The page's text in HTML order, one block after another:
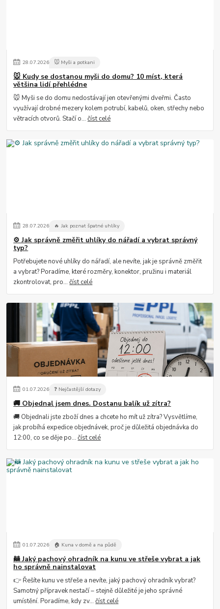
28.07.2026 🐭 Myši a potkani
🐭 Kudy se dostanou myši do domu? 10 míst, která
většina lidí přehlédne
🐭 Myši se do domu nedostávají jen otevřenými dveřmi. Často
využívají drobné mezery kolem potrubí, kabelů, oken, střechy nebo
větracích otvorů. Stačí o...číst celé
28.07.2026 🔥 Jak poznat špatné uhlíky
⚙️ Jak správně změřit uhlíky do nářadí a vybrat správný
typ?
Potřebujete nové uhlíky do nářadí, ale nevíte, jak je správně změřit
a vybrat? Poradíme, které rozměry, konektor, pružinu i materiál
zkontrolovat, pro...číst celé
01.07.2026 ❓ Nejčastější dotazy
🚚 Objednal jsem dnes. Dostanu balík už zítra?
🚚 Objednali jste zboží dnes a chcete ho mít už zítra? Vysvětlíme,
jak probíhá expedice objednávek, proč je důležitá objednávka do
12:00, co se děje po...číst celé
01.07.2026 🏠 Kuna v domě a na půdě
🦝 Jaký pachový ohradník na kunu ve střeše vybrat a jak
ho správně nainstalovat
👉 Řešíte kunu ve střeše a nevíte, jaký pachový ohradník vybrat?
Samotný přípravek nestačí – stejně důležité je jeho správné
umístění. Poradíme, kdy zv...číst celé